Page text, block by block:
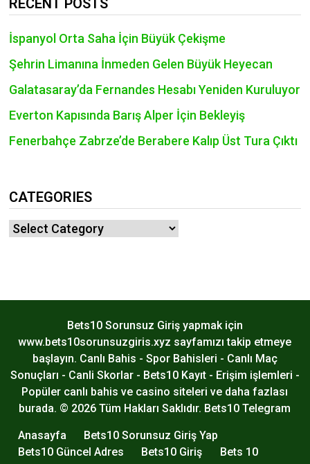
RECENT POSTS
CATEGORIES
Categories
Bets10 Sorunsuz Giriş yapmak için
www.bets10sorunsuzgiris.xyz sayfamızı takip etmeye
başlayın. Canlı Bahis - Spor Bahisleri - Canlı Maç
Sonuçları - Canli Skorlar - Bets10 Kayıt - Erişim işlemleri -
Popüler canlı bahis ve casino siteleri ve daha fazlası
Anasayfa
Bets10 Sorunsuz Giriş Yap